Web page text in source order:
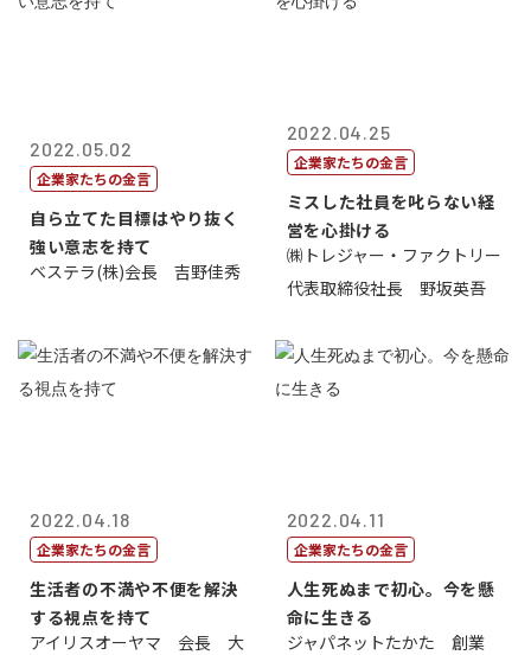
2022.05.02
企業家たちの金言
自ら立てた目標はやり抜く
強い意志を持て
ベステラ(株)会長 吉野佳秀
2022.04.25
企業家たちの金言
ミスした社員を叱らない経
営を心掛ける
㈱トレジャー・ファクトリー
代表取締役社長 野坂英吾
2022.04.18
企業家たちの金言
生活者の不満や不便を解決
する視点を持て
アイリスオーヤマ 会長 大
2022.04.11
企業家たちの金言
人生死ぬまで初心。今を懸
命に生きる
ジャパネットたかた 創業